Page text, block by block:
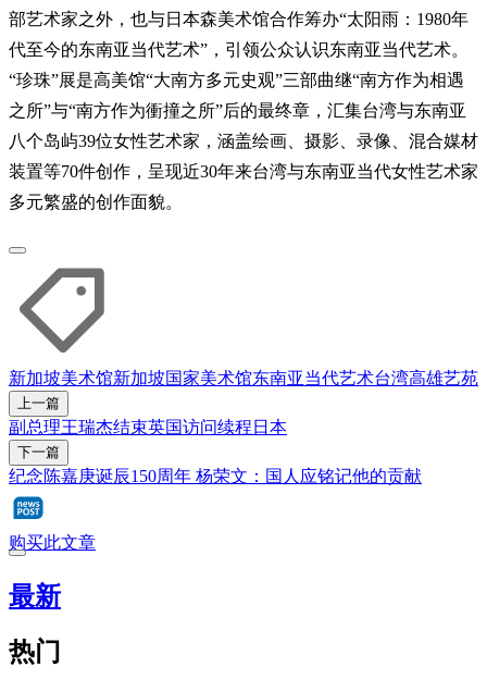
部艺术家之外，也与日本森美术馆合作筹办“太阳雨：1980年
代至今的东南亚当代艺术”，引领公众认识东南亚当代艺术。
“珍珠”展是高美馆“大南方多元史观”三部曲继“南方作为相遇
之所”与“南方作为衝撞之所”后的最终章，汇集台湾与东南亚
八个岛屿39位女性艺术家，涵盖绘画、摄影、录像、混合媒材
装置等70件创作，呈现近30年来台湾与东南亚当代女性艺术家
多元繁盛的创作面貌。
新加坡美术馆新加坡国家美术馆东南亚当代艺术台湾高雄艺苑
上一篇
副总理王瑞杰结束英国访问续程日本
下一篇
纪念陈嘉庚诞辰150周年 杨荣文：国人应铭记他的贡献
购买此文章
最新
热门